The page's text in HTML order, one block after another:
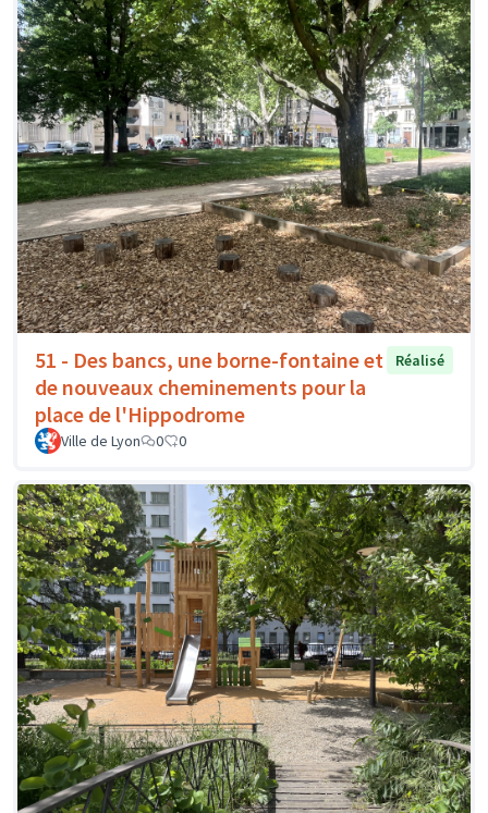
51 - Des bancs, une borne-fontaine et
de nouveaux cheminements pour la
place de l'Hippodrome
Réalisé
Ville de Lyon 0 0